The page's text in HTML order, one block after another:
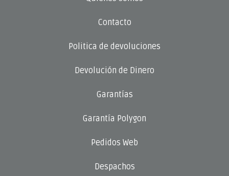
Contacto
Politica de devoluciones
Devolución de Dinero
Garantías
Garantía Polygon
Pedidos Web
Despachos